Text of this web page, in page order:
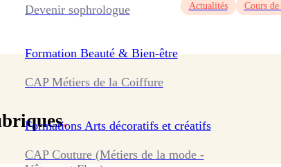
Devenir sophrologue
Formation Beauté & Bien-être
CAP Métiers de la Coiffure
Formations Arts décoratifs et créatifs
CAP Couture (Métiers de la mode -
Actualités Cours
.